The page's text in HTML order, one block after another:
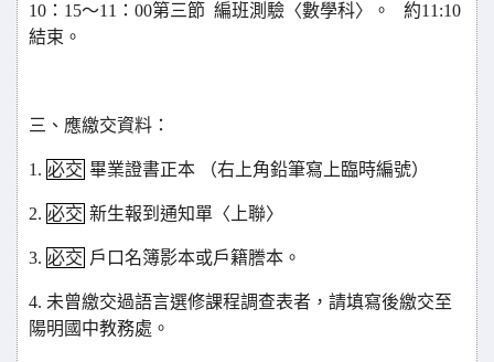
10 ：15～11：00第三節 編班測驗〈數學科〉。 約11:10
結束。
三、應繳交資料：
1. 必交 畢業證書正本 （右上角鉛筆寫上臨時編號）
2. 必交 新生報到通知單〈上聯〉
3. 必交 戶口名簿影本或戶籍謄本。
4. 未曾繳交過語言選修課程調查表者，請填寫後繳交至
陽明國中教務處。